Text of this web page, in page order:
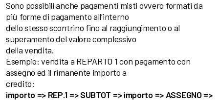
Sono possibili anche pagamenti misti ovvero formati da
più forme di pagamento all’interno
dello stesso scontrino fino al raggiungimento o al
superamento del valore complessivo
della vendita.
Esempio: vendita a REPARTO 1 con pagamento con
assegno ed il rimanente importo a
credito:
importo => REP.1 => SUBTOT => importo => ASSEGNO =>